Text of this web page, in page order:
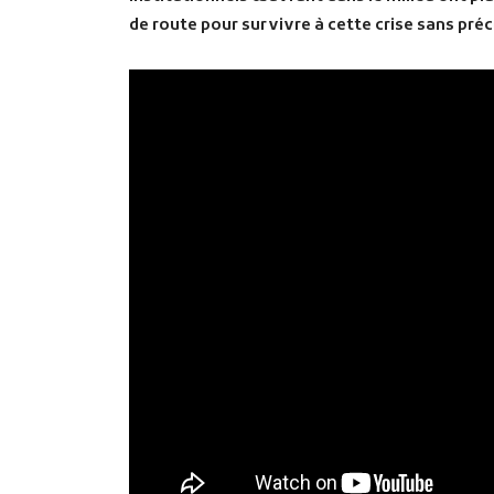
de route pour survivre à cette crise sans